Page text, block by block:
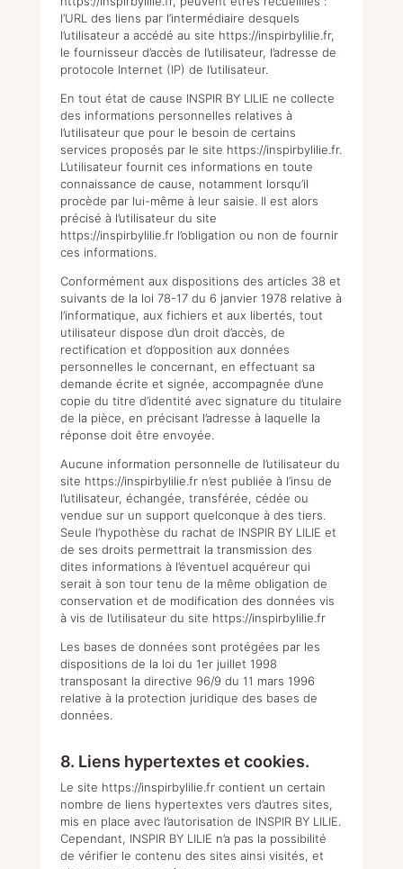
l’URL des liens par l’intermédiaire desquels
l’utilisateur a accédé au site https://inspirbylilie.fr,
le fournisseur d’accès de l’utilisateur, l’adresse de
protocole Internet (IP) de l’utilisateur.
En tout état de cause INSPIR BY LILIE ne collecte
des informations personnelles relatives à
l’utilisateur que pour le besoin de certains
services proposés par le site https://inspirbylilie.fr.
L’utilisateur fournit ces informations en toute
connaissance de cause, notamment lorsqu’il
procède par lui-même à leur saisie. Il est alors
précisé à l’utilisateur du site
https://inspirbylilie.fr l’obligation ou non de fournir
ces informations.
Conformément aux dispositions des articles 38 et
suivants de la loi 78-17 du 6 janvier 1978 relative à
l’informatique, aux fichiers et aux libertés, tout
utilisateur dispose d’un droit d’accès, de
rectification et d’opposition aux données
personnelles le concernant, en effectuant sa
demande écrite et signée, accompagnée d’une
copie du titre d’identité avec signature du titulaire
de la pièce, en précisant l’adresse à laquelle la
réponse doit être envoyée.
Aucune information personnelle de l’utilisateur du
site https://inspirbylilie.fr n’est publiée à l’insu de
l’utilisateur, échangée, transférée, cédée ou
vendue sur un support quelconque à des tiers.
Seule l’hypothèse du rachat de INSPIR BY LILIE et
de ses droits permettrait la transmission des
dites informations à l’éventuel acquéreur qui
serait à son tour tenu de la même obligation de
conservation et de modification des données vis
à vis de l’utilisateur du site https://inspirbylilie.fr
Les bases de données sont protégées par les
dispositions de la loi du 1er juillet 1998
transposant la directive 96/9 du 11 mars 1996
relative à la protection juridique des bases de
données.
8. Liens hypertextes et cookies.
Le site https://inspirbylilie.fr contient un certain
nombre de liens hypertextes vers d’autres sites,
mis en place avec l’autorisation de INSPIR BY LILIE.
Cependant, INSPIR BY LILIE n’a pas la possibilité
de vérifier le contenu des sites ainsi visités, et